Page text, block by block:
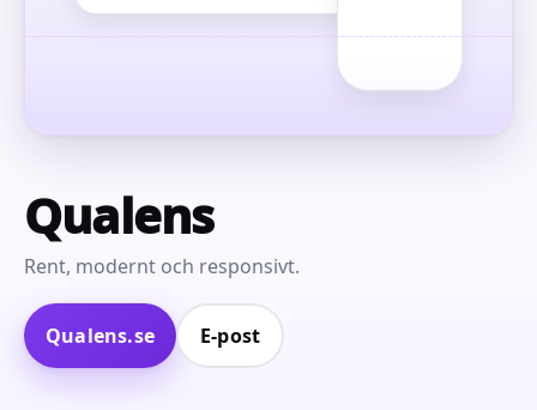
Qualens
Rent, modernt och responsivt.
Qualens.se E‑post